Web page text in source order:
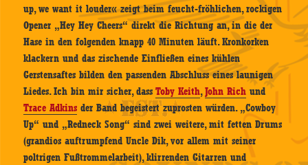
up, we want it louder« zeigt beim feucht-fröhlichen, rockigen
Opener „Hey Hey Cheers“ direkt die Richtung an, in die der
Hase in den folgenden knapp 40 Minuten läuft. Kronkorken
klackern und das zischende Einfließen eines kühlen
Gerstensaftes bilden den passenden Abschluss eines launigen
Liedes. Ich bin mir sicher, dassToby Keith,John Rich und
Trace Adkins der Band begeistert zuprosten würden. „Cowboy
Up“ und „Redneck Song“ sind zwei weitere, mit fetten Drums
(grandios auftrumpfend Uncle Dik, vor allem mit seiner
poltrigen Fußtrommelarbeit), klirrenden Gitarren und